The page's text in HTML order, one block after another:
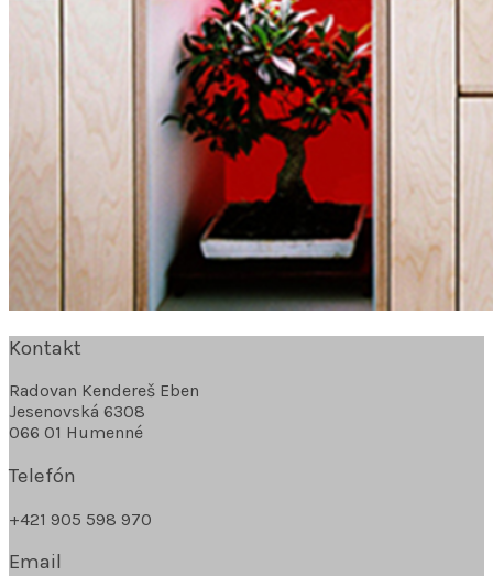
Kontakt
Radovan Kendereš Eben
Jesenovská 6308
066 01 Humenné
Telefón
+421 905 598 970
Email